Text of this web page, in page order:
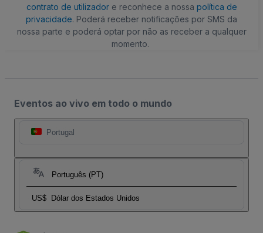
contrato de utilizadore reconhece a nossa política de
privacidade. Poderá receber notificações por SMS da
nossa parte e poderá optar por não as receber a qualquer
momento.
Eventos ao vivo em todo o mundo
Portugal
Português (PT)
US$ Dólar dos Estados Unidos